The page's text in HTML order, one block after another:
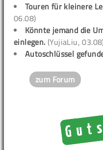
Touren für kleinere
06.08)
Könnte jemand die
einlegen. (YujiaLiu,
Autoschlüssel
zum Forum